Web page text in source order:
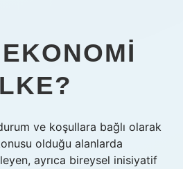
ve koşullara bağlı olarak
olduğu alanlarda
ayrıca bireysel inisiyatif